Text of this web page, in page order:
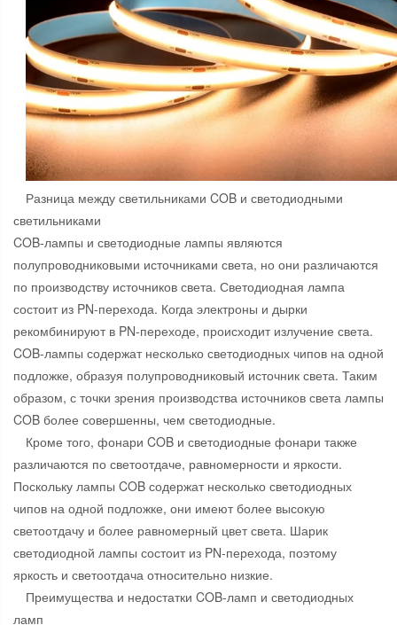
Разница между светильниками COB и светодиодными
светильниками
COB-лампы и светодиодные лампы являются
полупроводниковыми источниками света, но они различаются
по производству источников света. Светодиодная лампа
состоит из PN-перехода. Когда электроны и дырки
рекомбинируют в PN-переходе, происходит излучение света.
COB-лампы содержат несколько светодиодных чипов на одной
подложке, образуя полупроводниковый источник света. Таким
образом, с точки зрения производства источников света лампы
COB более совершенны, чем светодиодные.
Кроме того, фонари COB и светодиодные фонари также
различаются по светоотдаче, равномерности и яркости.
Поскольку лампы COB содержат несколько светодиодных
чипов на одной подложке, они имеют более высокую
светоотдачу и более равномерный цвет света. Шарик
светодиодной лампы состоит из PN-перехода, поэтому
яркость и светоотдача относительно низкие.
Преимущества и недостатки COB-ламп и светодиодных
ламп